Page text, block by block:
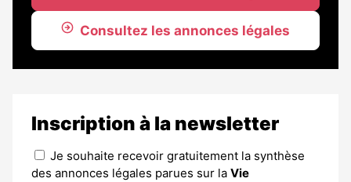
Consultez les annonces légales
Inscription à la newsletter
Je souhaite recevoir gratuitement la synthèse
des annonces légales parues sur la Vie